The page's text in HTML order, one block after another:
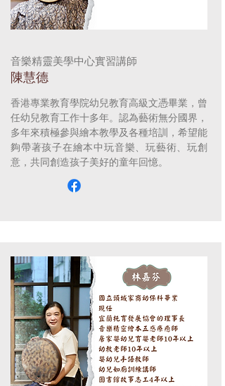
音樂精靈美學中心實習講師
陳慧德
香港專業教育學院幼兒教育高級文憑畢業，曾
任幼兒教育工作十多年。認為藝術無分國界，
多年來積極參與繪本教學及各種培訓，希望能
夠帶著孩子在繪本中玩音樂、玩藝術、玩創
意，共同創造孩子美好的童年回憶。